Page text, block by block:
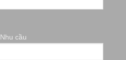
Nhu cầu